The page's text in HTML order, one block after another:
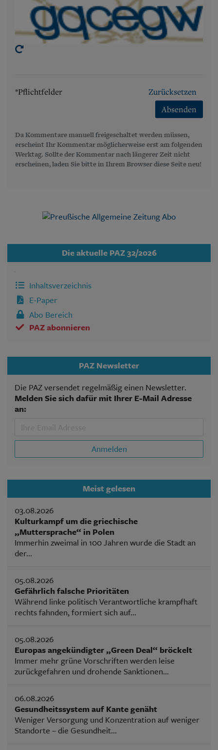
*Pflichtfelder
Zurücksetzen
Absenden
Da Kommentare manuell freigeschaltet werden müssen,
erscheint Ihr Kommentar möglicherweise erst am folgenden
Werktag. Sollte der Kommentar nach längerer Zeit nicht
erscheinen, laden Sie bitte in Ihrem Browser diese Seite neu!
Die aktuelle PAZ 32/2026
Inhaltsverzeichnis
E-Paper
Abo Bereich
PAZ abonnieren
PAZ Newsletter
Die PAZ versendet regelmäßig einen Newsletter.
Melden Sie sich dafür mit Ihrer E-Mail Adresse
an:
Anmelden
Meist gelesen
03.08.2026
Kulturkampf um die griechische
„Muttersprache“ in Polen
Immerhin zweimal in 100 Jahren wurde die Stadt an
der...
05.08.2026
Gefährlich falsche Prioritäten
Während linke politisch Verantwortliche krampfhaft
rechts fahnden, formiert sich auf...
05.08.2026
Europas angekündigter „Green Deal“ bröckelt
Immer mehr grüne Vorschriften werden leise
zurückgefahren und drohende Sanktionen...
06.08.2026
Gesundheitssystem auf Kante genäht
Weniger Versorgung und Konzentration auf weniger
Standorte – die Gesundheit...